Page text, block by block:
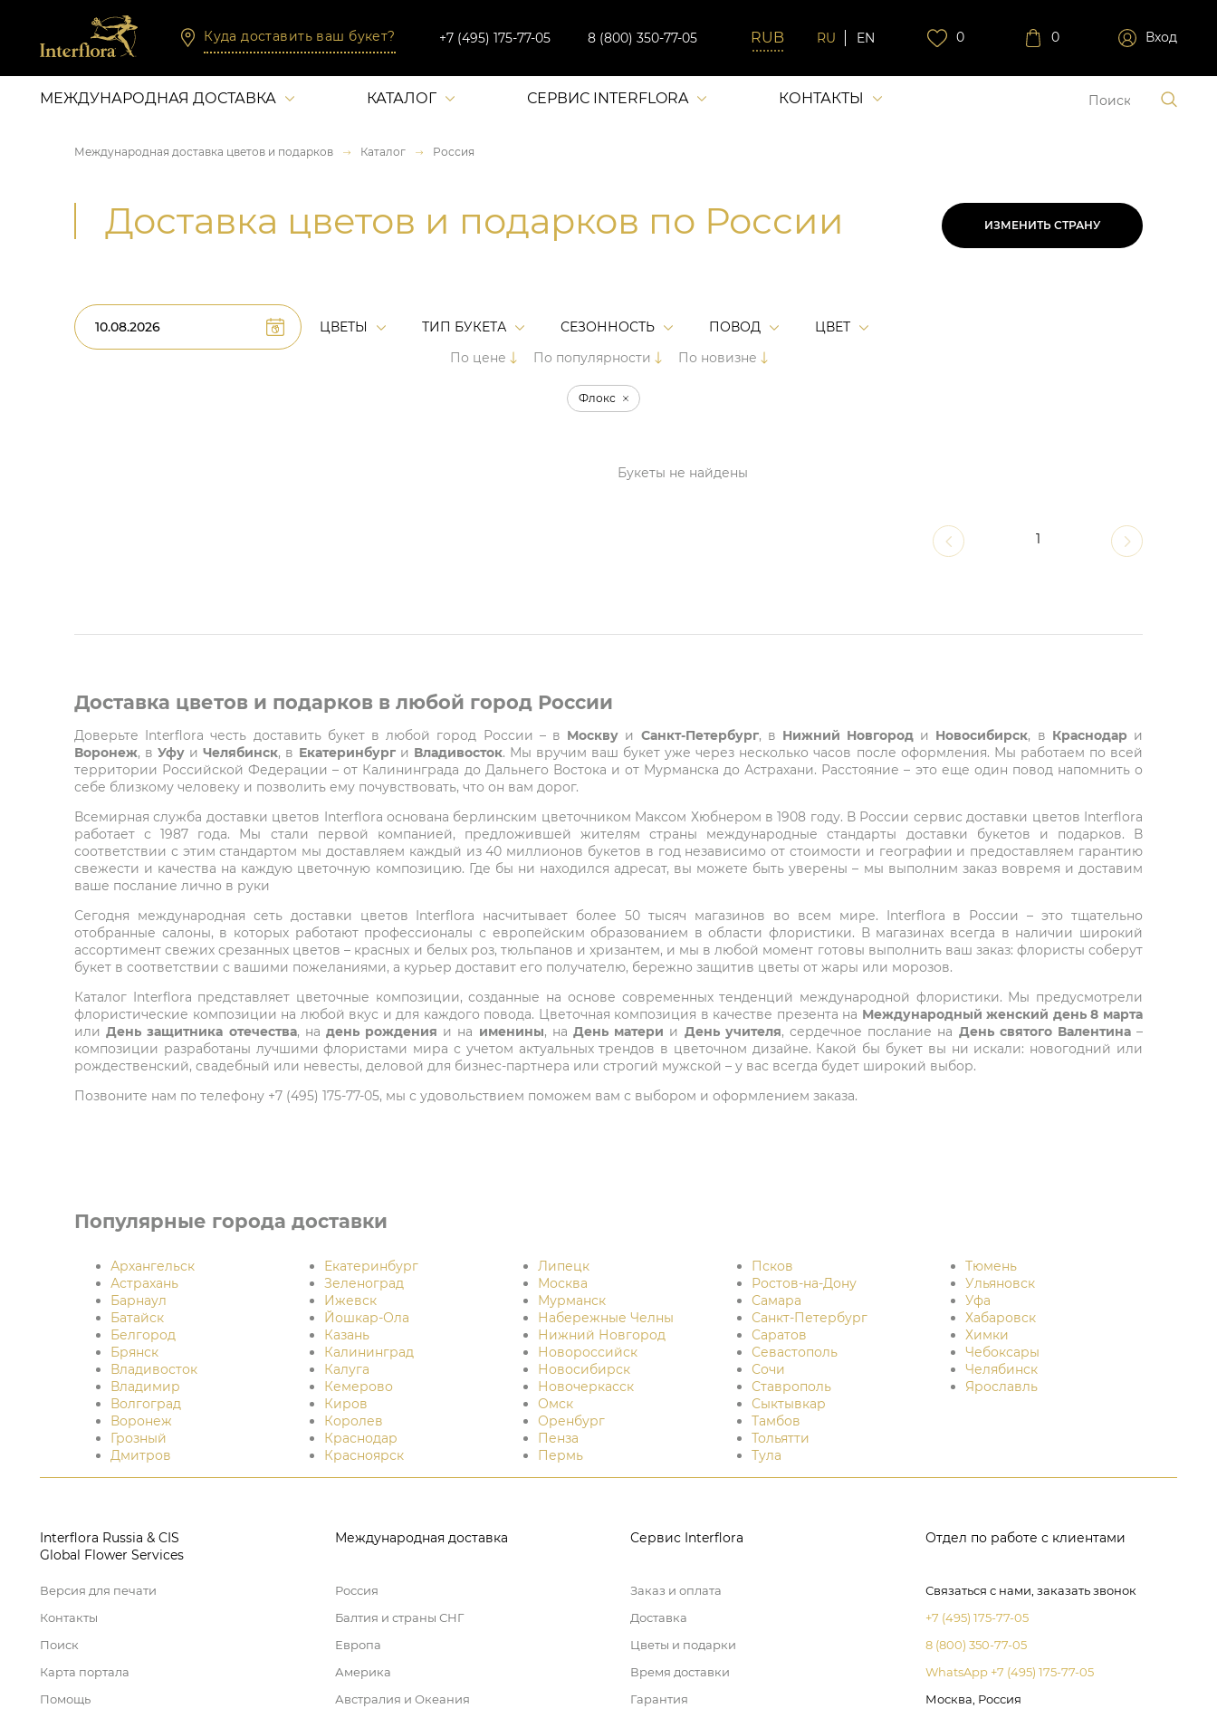
Куда доставить ваш букет? +7 (495) 175-77-05 8 (800) 350-77-05 RU EN 0 0 Вход
МЕЖДУНАРОДНАЯ ДОСТАВКА КАТАЛОГ СЕРВИС INTERFLORA КОНТАКТЫ
Международная доставка цветов и подарков Каталог Россия
Доставка цветов и подарков по России ИЗМЕНИТЬ СТРАНУ
ЦВЕТЫ ТИП БУКЕТА СЕЗОННОСТЬ ПОВОД
ЦВЕТ
По цене
По популярности По новизне
Флокс
Букеты не найдены
1
Доставка цветов и подарков в любой город России
Доверьте Interflora честь доставить букет в любой город России – в Москву и Санкт-Петербург, в Нижний Новгород и Новосибирск, в Краснодари
Воронеж, вУфу иЧелябинск, в Екатеринбурги Владивосток. Мы вручим ваш букет уже через несколько часов после оформления. Мы работаем по всей
территории Российской Федерации – от Калининграда до Дальнего Востока и от Мурманска до Астрахани. Расстояние – это еще один повод напомнить о
себе близкому человеку и позволить ему почувствовать, что он вам дорог.
Всемирная служба доставки цветов Interflora основана берлинским цветочником Максом Хюбнером в 1908 году. В России сервис доставки цветов Interflora
работает с 1987 года. Мы стали первой компанией, предложившей жителям страны международные стандарты доставки букетов и подарков. В
соответствии с этим стандартом мы доставляем каждый из 40 миллионов букетов в год независимо от стоимости и географии и предоставляем гарантию
свежести и качества на каждую цветочную композицию. Где бы ни находился адресат, вы можете быть уверены – мы выполним заказ вовремя и доставим
ваше послание лично в руки
Сегодня международная сеть доставки цветов Interflora насчитывает более 50 тысяч магазинов во всем мире. Interflora в России – это тщательно
отобранные салоны, в которых работают профессионалы с европейским образованием в области флористики. В магазинах всегда в наличии широкий
ассортимент свежих срезанных цветов – красных и белых роз, тюльпанов и хризантем, и мы в любой момент готовы выполнить ваш заказ: флористы соберут
букет в соответствии с вашими пожеланиями, а курьер доставит его получателю, бережно защитив цветы от жары или морозов.
Каталог Interflora представляет цветочные композиции, созданные на основе современных тенденций международной флористики. Мы предусмотрели
флористические композиции на любой вкус и для каждого повода. Цветочная композиция в качестве презента на Международный женский день 8 марта
илиДень защитника отечества, на день рождения и на именины, наДень матери и День учителя, сердечное послание на День святого Валентина–
композиции разработаны лучшими флористами мира с учетом актуальных трендов в цветочном дизайне. Какой бы букет вы ни искали: новогодний или
рождественский, свадебный или невесты, деловой для бизнес-партнера или строгий мужской – у вас всегда будет широкий выбор.
Позвоните нам по телефону +7 (495) 175-77-05, мы с удовольствием поможем вам с выбором и оформлением заказа.
Популярные города доставки
Архангельск
Астрахань
Барнаул
Батайск
Белгород
Брянск
Владивосток
Владимир
Волгоград
Воронеж
Грозный
Дмитров
Екатеринбург
Зеленоград
Ижевск
Йошкар-Ола
Казань
Калининград
Калуга
Кемерово
Киров
Королев
Краснодар
Красноярск
Липецк
Москва
Мурманск
Набережные Челны
Нижний Новгород
Новороссийск
Новосибирск
Новочеркасск
Омск
Оренбург
Пенза
Пермь
Псков
Ростов-на-Дону
Самара
Санкт-Петербург
Саратов
Севастополь
Сочи
Ставрополь
Сыктывкар
Тамбов
Тольятти
Тула
Тюмень
Ульяновск
Уфа
Хабаровск
Химки
Чебоксары
Челябинск
Ярославль
Interflora Russia & CIS
Global Flower Services
Версия для печати
Контакты
Поиск
Карта портала
Помощь
Международная доставка
Россия
Балтия и страны СНГ
Европа
Америка
Австралия и Океания
Сервис Interflora
Заказ и оплата
Доставка
Цветы и подарки
Время доставки
Гарантия
Отдел по работе с клиентами
Связаться с нами, заказать звонок
+7 (495) 175-77-05
8 (800) 350-77-05
WhatsApp +7 (495) 175-77-05
Москва, Россия